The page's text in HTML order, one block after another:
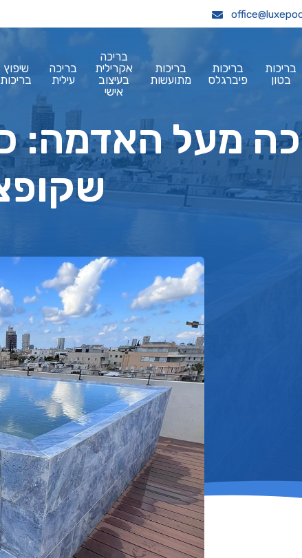
בריכות
בטון
בריכות
פיברגלס
בריכות
מתועשות
בריכה
אקרילית
בעיצוב
אישי
בריכה
עילית
שיפוץ
בריכות
מעל האדמה: